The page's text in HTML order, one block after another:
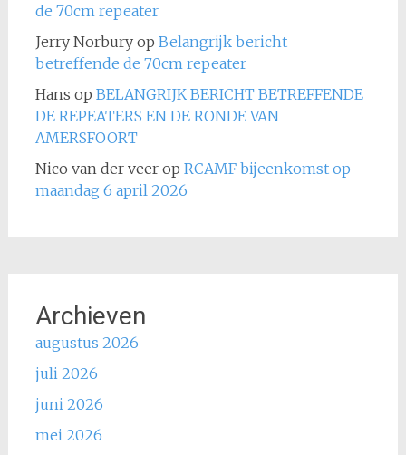
de 70cm repeater
Jerry Norburyop Belangrijk bericht
betreffende de 70cm repeater
Hans op BELANGRIJK BERICHT BETREFFENDE
DE REPEATERS EN DE RONDE VAN
AMERSFOORT
Nico van der veerop RCAMF bijeenkomst op
maandag 6 april 2026
Archieven
augustus 2026
juli 2026
juni 2026
mei 2026